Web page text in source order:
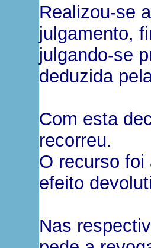
Realizou-se
julgamento,
julgando-se
deduzida
Com esta
recorreu.
O recurso
efeito
Nas